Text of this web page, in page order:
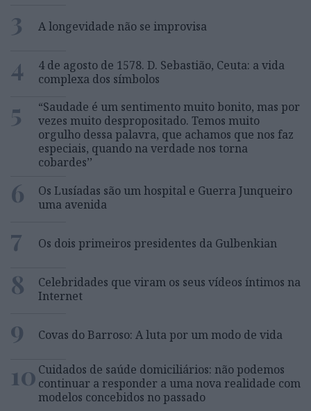
3 A longevidade não se improvisa
4
4 de agosto de 1578. D. Sebastião, Ceuta: a vida
complexa dos símbolos
5
“Saudade é um sentimento muito bonito, mas por
vezes muito despropositado. Temos muito
orgulho dessa palavra, que achamos que nos faz
especiais, quando na verdade nos torna
cobardes’’
6
Os Lusíadas são um hospital e Guerra Junqueiro
uma avenida
7 Os dois primeiros presidentes da Gulbenkian
8
Celebridades que viram os seus vídeos íntimos na
Internet
9 Covas do Barroso: A luta por um modo de vida
10 Cuidados de saúde domiciliários: não podemos
continuar a responder a uma nova realidade com
modelos concebidos no passado